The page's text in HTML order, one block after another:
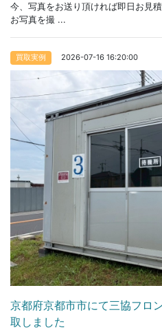
今、写真をお送り頂ければ即日お見
お写真を撮 ...
買取実例 2026-07-16 16:20:00
京都府京都市市にて三協フロ
取しました